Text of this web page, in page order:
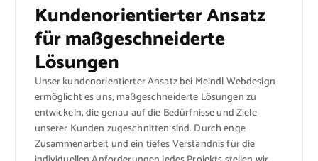
Kundenorientierter Ansatz
für maßgeschneiderte
Lösungen
Unser kundenorientierter Ansatz bei Meindl Webdesign
ermöglicht es uns, maßgeschneiderte Lösungen zu
entwickeln, die genau auf die Bedürfnisse und Ziele
unserer Kunden zugeschnitten sind. Durch enge
Zusammenarbeit und ein tiefes Verständnis für die